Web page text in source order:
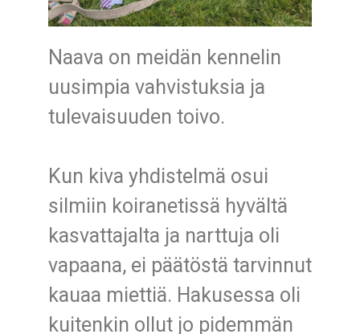
Naava on meidän kennelin
uusimpia vahvistuksia ja
tulevaisuuden toivo.
Kun kiva yhdistelmä osui
silmiin koiranetissä hyvältä
kasvattajalta ja narttuja oli
vapaana, ei päätöstä tarvinnut
kauaa miettiä. Hakusessa oli
kuitenkin ollut jo pidemmän